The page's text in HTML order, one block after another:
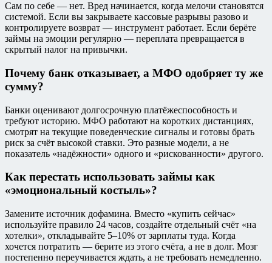
Сам по себе — нет. Вред начинается, когда мелочи становятся
системой. Если вы закрываете кассовые разрывы разово и
контролируете возврат — инструмент работает. Если берёте
займы на эмоции регулярно — переплата превращается в
скрытый налог на привычки.
Почему банк отказывает, а МФО одобряет ту же
сумму?
Банки оценивают долгосрочную платёжеспособность и
требуют историю. МФО работают на коротких дистанциях,
смотрят на текущие поведенческие сигналы и готовы брать
риск за счёт высокой ставки. Это разные модели, а не
показатель «надёжности» одного и «рискованности» другого.
Как перестать использовать займы как
«эмоциональный костыль»?
Замените источник дофамина. Вместо «купить сейчас»
используйте правило 24 часов, создайте отдельный счёт «на
хотелки», откладывайте 5–10% от зарплаты туда. Когда
хочется потратить — берите из этого счёта, а не в долг. Мозг
постепенно переучивается ждать, а не требовать немедленно.